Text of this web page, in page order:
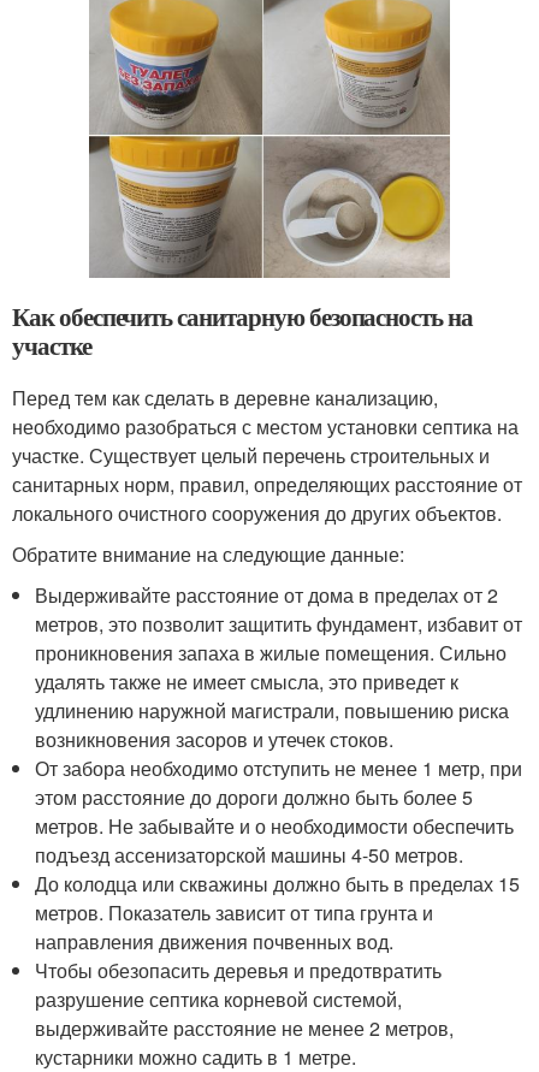
Как обеспечить санитарную безопасность на
участке
Перед тем как сделать в деревне канализацию,
необходимо разобраться с местом установки септика на
участке. Существует целый перечень строительных и
санитарных норм, правил, определяющих расстояние от
локального очистного сооружения до других объектов.
Обратите внимание на следующие данные:
Выдерживайте расстояние от дома в пределах от 2
метров, это позволит защитить фундамент, избавит от
проникновения запаха в жилые помещения. Сильно
удалять также не имеет смысла, это приведет к
удлинению наружной магистрали, повышению риска
возникновения засоров и утечек стоков.
От забора необходимо отступить не менее 1 метр, при
этом расстояние до дороги должно быть более 5
метров. Не забывайте и о необходимости обеспечить
подъезд ассенизаторской машины 4-50 метров.
До колодца или скважины должно быть в пределах 15
метров. Показатель зависит от типа грунта и
направления движения почвенных вод.
Чтобы обезопасить деревья и предотвратить
разрушение септика корневой системой,
выдерживайте расстояние не менее 2 метров,
кустарники можно садить в 1 метре.